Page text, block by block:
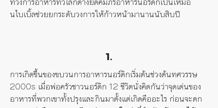
นไบเบิ้ลช่วยยกระดับวงการให้ก้าวหน้ามานานนับสิบปี
1.
การเกิดขึ้นของขบวนการอาหารนอร์ดิกเริ่มต้นช่วงต้นทศวรรษ
2000s เมื่อพ่อครัวชาวนอร์ดิก 12 ชีวิตนั่งคิดกันว่าจุดเด่นของ
อาหารที่พวกเขาทั้งปรุงและกินมาตั้งแต่เกิดคืออะไร ก่อนจะตก